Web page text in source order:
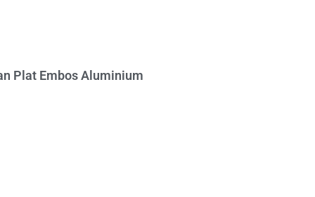
Plat Embos Aluminium